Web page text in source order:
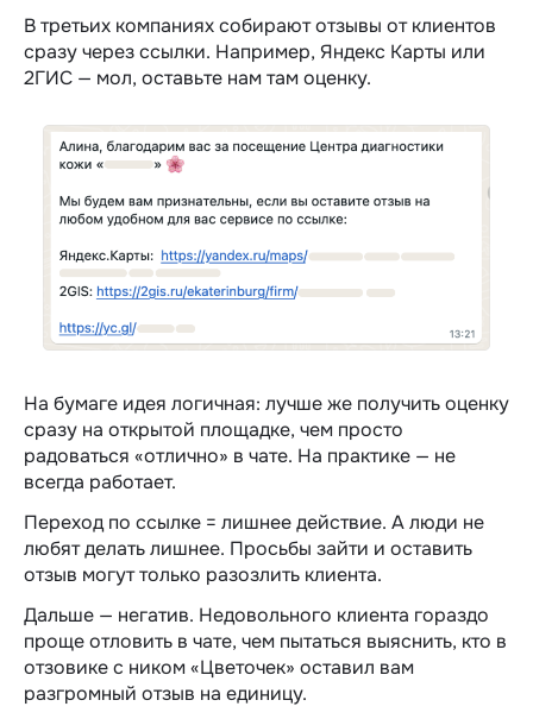
В третьих компаниях собирают отзывы от клиентов
сразу через ссылки. Например, Яндекс Карты или
2ГИС — мол, оставьте нам там оценку.
На бумаге идея логичная: лучше же получить оценку
сразу на открытой площадке, чем просто
радоваться «отлично» в чате. На практике — не
всегда работает.
Переход по ссылке = лишнее действие. А люди не
любят делать лишнее. Просьбы зайти и оставить
отзыв могут только разозлить клиента.
Дальше — негатив. Недовольного клиента гораздо
проще отловить в чате, чем пытаться выяснить, кто в
отзовике с ником «Цветочек» оставил вам
разгромный отзыв на единицу.